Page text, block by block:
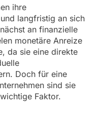
ihre
langfristig an sich
an finanzielle
monetäre Anreize
da sie eine direkte
Doch für eine
sind sie
Faktor.